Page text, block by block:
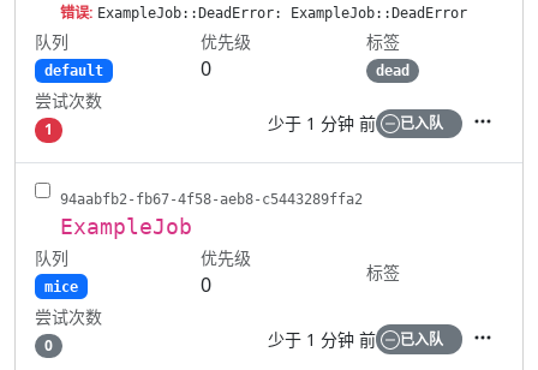
错误: ExampleJob::DeadError: ExampleJob::DeadError
队列
default
优先级
0
标签
dead
尝试次数
1 少于 1 分钟 前 已入队
94aabfb2-fb67-4f58-aeb8-c5443289ffa2
ExampleJob
队列
mice
优先级
0
标签
尝试次数
0 少于 1 分钟 前 已入队